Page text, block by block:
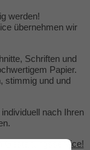
werden!
übernehmen wir
Schriften und
Papier.
stimmig und und
nach Ihren
Gestaltungsservice!